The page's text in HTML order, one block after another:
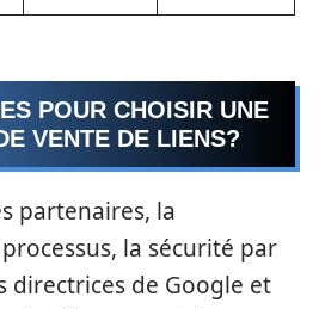
POUR CHOISIR UNE
VENTE DE LIENS?
partenaires, la
la sécurité par
directrices de Google et